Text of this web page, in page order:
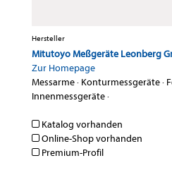
Hersteller
Mitutoyo Meßgeräte Leonberg
Zur Homepage
Messarme· Konturmessgeräte·
Innenmessgeräte·
Katalog vorhanden
Online-Shop vorhanden
Premium-Profil